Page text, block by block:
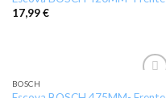
wishlist
17,99€
BOSCH